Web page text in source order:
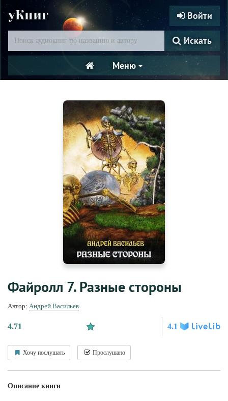
уКниг Войти
Искать
Меню
Файролл 7. Разные стороны
Автор: Андрей Васильев
4.71 4.1
Хочу послушать Прослушано
Описание книги